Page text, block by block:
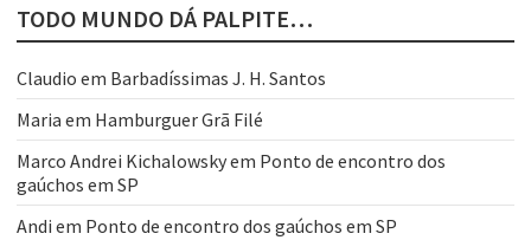
TODO MUNDO DÁ PALPITE…
Claudio em Barbadíssimas J. H. Santos
Maria em Hamburguer Grã Filé
Marco Andrei Kichalowskyem Ponto de encontro dos
gaúchos em SP
Andi em Ponto de encontro dos gaúchos em SP